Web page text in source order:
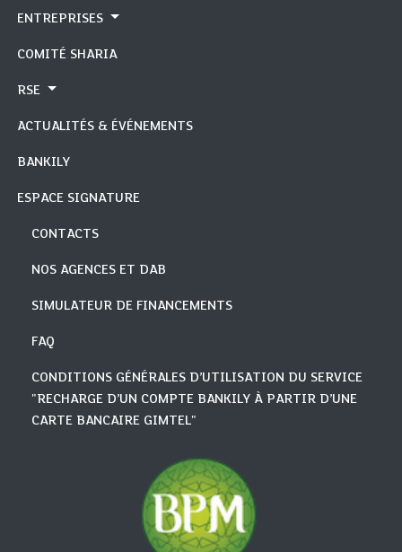
ENTREPRISES
COMITÉ SHARIA
RSE
ACTUALITÉS & ÉVÉNEMENTS
BANKILY
ESPACE SIGNATURE
CONTACTS
NOS AGENCES ET DAB
SIMULATEUR DE FINANCEMENTS
FAQ
CONDITIONS GÉNÉRALES D’UTILISATION DU SERVICE
"RECHARGE D’UN COMPTE BANKILY À PARTIR D’UNE
CARTE BANCAIRE GIMTEL"